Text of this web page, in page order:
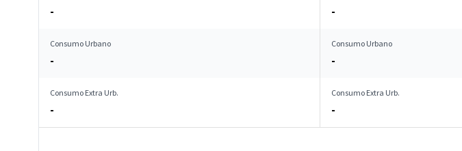
- -
Consumo Urbano
-
Consumo Urbano
-
Consumo Extra Urb.
-
Consumo Extra Urb.
-